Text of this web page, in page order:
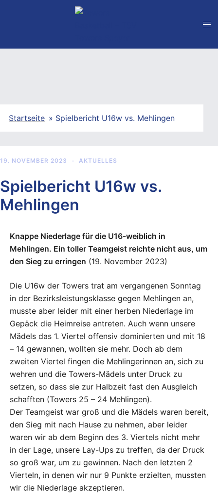
Startseite » Spielbericht U16w vs. Mehlingen
19. NOVEMBER 2023 AKTUELLES
Spielbericht U16w vs.
Mehlingen
Knappe Niederlage für die U16-weiblich in
Mehlingen. Ein toller Teamgeist reichte nicht aus, um
den Sieg zu erringen (19. November 2023)
Die U16w der Towers trat am vergangenen Sonntag
in der Bezirksleistungsklasse gegen Mehlingen an,
musste aber leider mit einer herben Niederlage im
Gepäck die Heimreise antreten. Auch wenn unsere
Mädels das 1. Viertel offensiv dominierten und mit 18
– 14 gewannen, wollten sie mehr. Doch ab dem
zweiten Viertel fingen die Mehlingerinnen an, sich zu
wehren und die Towers-Mädels unter Druck zu
setzen, so dass sie zur Halbzeit fast den Ausgleich
schafften (Towers 25 – 24 Mehlingen).
Der Teamgeist war groß und die Mädels waren bereit,
den Sieg mit nach Hause zu nehmen, aber leider
waren wir ab dem Beginn des 3. Viertels nicht mehr
in der Lage, unsere Lay-Ups zu treffen, da der Druck
so groß war, um zu gewinnen. Nach den letzten 2
Vierteln, in denen wir nur 9 Punkte erzielten, mussten
wir die Niederlage akzeptieren.